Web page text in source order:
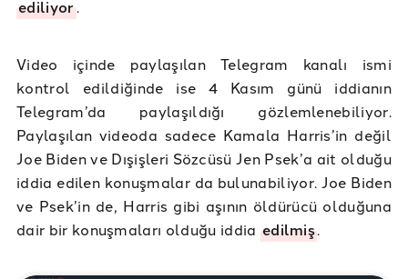
ediliyor.
Video içinde paylaşılan Telegram kanalı ismi
kontrol edildiğinde ise 4 Kasım günü iddianın
Telegram’da paylaşıldığı gözlemlenebiliyor.
Paylaşılan videoda sadece Kamala Harris’in değil
Joe Biden ve Dışişleri Sözcüsü Jen Psek’a ait olduğu
iddia edilen konuşmalar da bulunabiliyor. Joe Biden
ve Psek’in de, Harris gibi aşının öldürücü olduğuna
dair bir konuşmaları olduğu iddia edilmiş.